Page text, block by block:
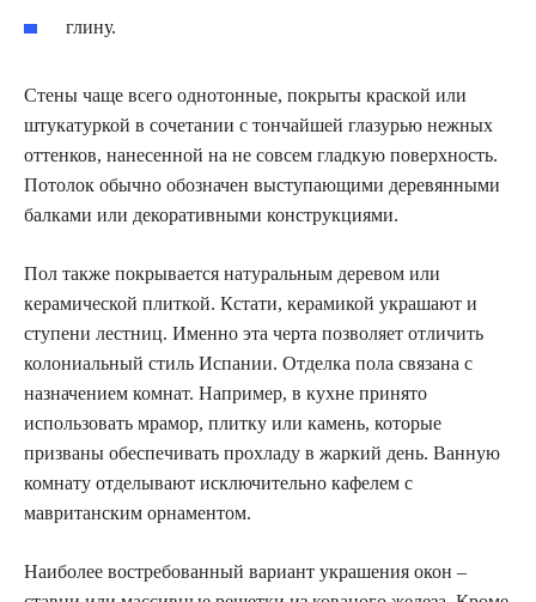
глину.
Стены чаще всего однотонные, покрыты краской или
штукатуркой в сочетании с тончайшей глазурью нежных
оттенков, нанесенной на не совсем гладкую поверхность.
Потолок обычно обозначен выступающими деревянными
балками или декоративными конструкциями.
Пол также покрывается натуральным деревом или
керамической плиткой. Кстати, керамикой украшают и
ступени лестниц. Именно эта черта позволяет отличить
колониальный стиль Испании. Отделка пола связана с
назначением комнат. Например, в кухне принято
использовать мрамор, плитку или камень, которые
призваны обеспечивать прохладу в жаркий день. Ванную
комнату отделывают исключительно кафелем с
мавританским орнаментом.
Наиболее востребованный вариант украшения окон –